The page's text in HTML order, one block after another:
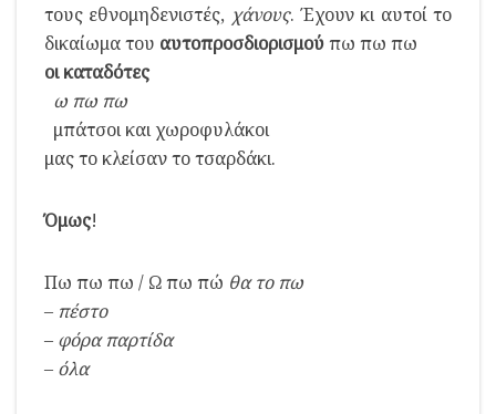
τους εθνομηδενιστές, χάνους. Έχουν κι αυτοί το
δικαίωμα του αυτοπροσδιορισμούπω πω πω
οι καταδότες
ω πω πω
μπάτσοι και χωροφυλάκοι
μας το κλείσαν το τσαρδάκι.
Όμως!
Πω πω πω / Ω πω πώ θα το πω
– πέστο
– φόρα παρτίδα
– όλα